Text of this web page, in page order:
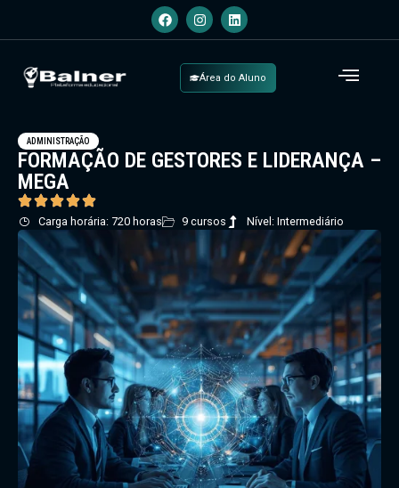
Área do Aluno
ADMINISTRAÇÃO
FORMAÇÃO DE GESTORES E LIDERANÇA –
MEGA
Carga horária: 720 horas 9 cursos Nível: Intermediário